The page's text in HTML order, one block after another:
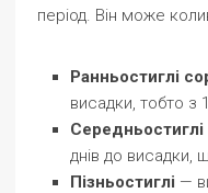
період. Він може
Ранньостиглі
висадки, тобто з
Середньостиглі
днів до висадки,
Пізньостиглі —